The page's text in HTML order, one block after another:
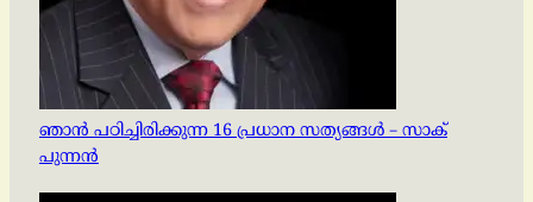
ഞാൻ പഠിച്ചിരിക്കുന്ന 16 പ്രധാന സത്യങ്ങൾ – സാക്
പുന്നൻ